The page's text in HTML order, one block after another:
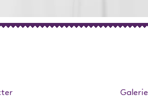
Galerie